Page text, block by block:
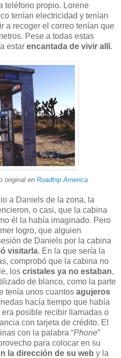
teléfono propio. Lorene
tenían electricidad y tenían
a recoger el correo tenían que
Pese a todas estas
estar encantada de vivir allí.
original en Roadtrip America
a Daniels de la zona, la
o casi, que la cabina
él la había imaginado. Pero
logro, que alguien
de Daniels por la cabina
visitarla. En la que sería la
comprobó que la cabina no
los cristales ya no estaban,
de blanco, como la parte
tenía unos cuantos agujeros
hacía tiempo que había
posible recibir llamadas o
con tarjeta de crédito. El
con la palabra “Phone”
para colocar en su
la dirección de su web y la